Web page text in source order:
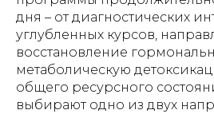
дня – от диагностических
углубленных курсов,
восстановление
метаболическую
общего ресурсного
выбирают одно из двух